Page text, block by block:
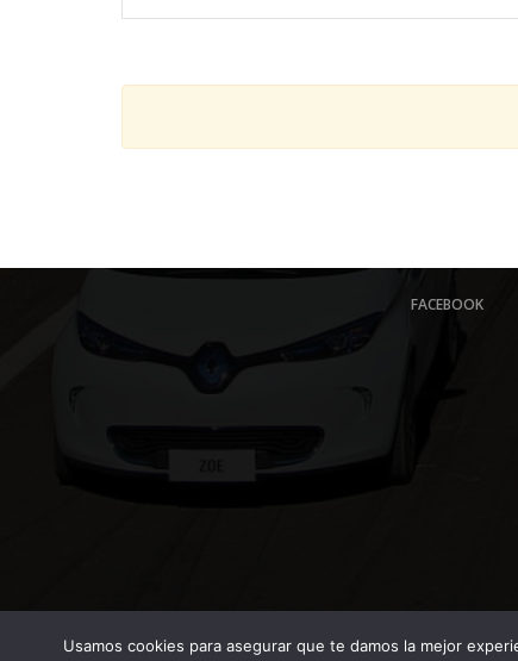
FACEBOOK
Usamos cookies para asegurar que te damos la mejor